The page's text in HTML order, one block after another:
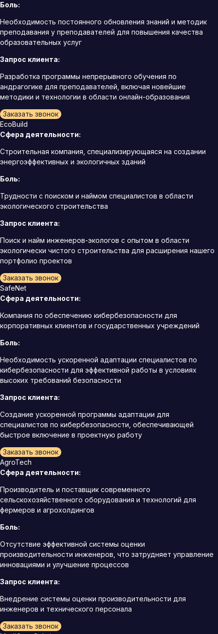
Боль:
Необходимость постоянного обновления знаний и методик
преподавания у преподавателей для повышения качества
образовательных услуг
Запрос клиента:
Разработка программы непрерывного обучения по
андрагогике для преподавателей, включая новейшие
методики и технологии в области онлайн-образования
Заказать звонок
EcoBuild
Сфера деятельности:
Строительная компания, специализирующаяся на создании
энергоэффективных и экологичных зданий
Боль:
Трудности с поиском и наймом специалистов в области
экологического строительства
Запрос клиента:
Поиск и найм инженеров-экологов с опытом в области
экологически чистого строительства для расширения нашего
портфолио проектов
Заказать звонок
SafeNet
Сфера деятельности:
Компания по обеспечению кибербезопасности для
корпоративных клиентов и государственных учреждений
Боль:
Необходимость ускоренной адаптации специалистов по
кибербезопасности для эффективной работы в условиях
высоких требований безопасности
Запрос клиента:
Создание ускоренной программы адаптации для
специалистов по кибербезопасности, обеспечивающей
быстрое включение в проектную работу
Заказать звонок
AgroTech
Сфера деятельности:
Производитель и поставщик современного
сельскохозяйственного оборудования и технологий для
фермеров и агрохолдингов
Боль:
Отсутствие эффективной системы оценки
производительности инженеров, что затрудняет управление
инновациями и улучшение процессов
Запрос клиента:
Внедрение системы оценки производительности для
инженеров и технического персонала
Заказать звонок